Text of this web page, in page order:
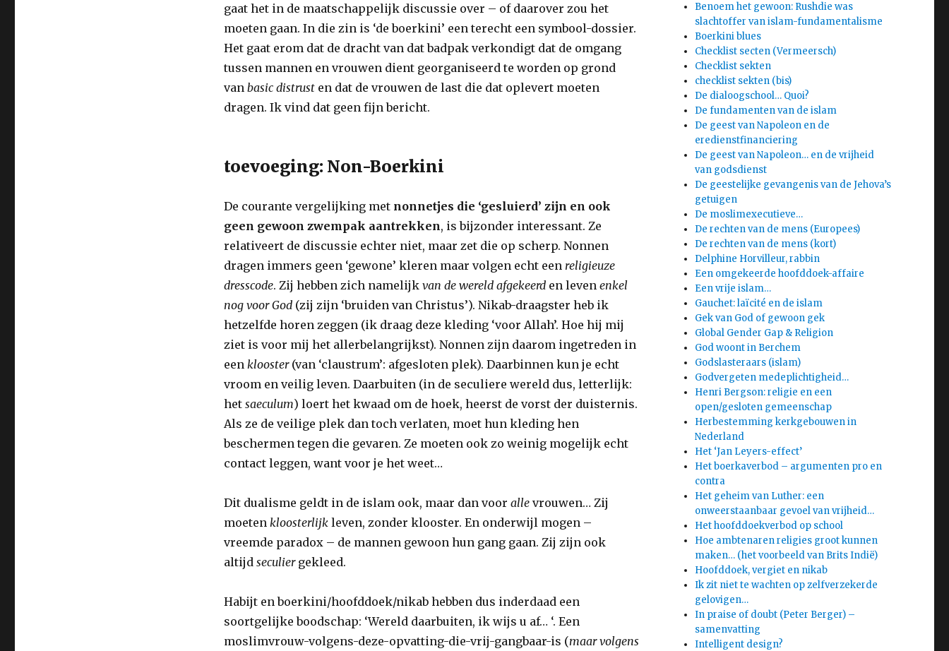
gaat het in de maatschappelijk discussie over – of daarover zou het
moeten gaan. In die zin is ‘de boerkini’ een terecht een symbool-dossier.
Het gaat erom dat de dracht van dat badpak verkondigt dat de omgang
tussen mannen en vrouwen dient georganiseerd te worden op grond
van basic distrust en dat de vrouwen de last die dat oplevert moeten
dragen. Ik vind dat geen fijn bericht.
toevoeging: Non-Boerkini
De courante vergelijking met nonnetjes die ‘gesluierd’ zijn en ook
geen gewoon zwempak aantrekken, is bijzonder interessant. Ze
relativeert de discussie echter niet, maar zet die op scherp. Nonnen
dragen immers geen ‘gewone’ kleren maar volgen echt een religieuze
dresscode. Zij hebben zich namelijk van de wereld afgekeerd en leven enkel
nog voor God(zij zijn ‘bruiden van Christus’). Nikab-draagster heb ik
hetzelfde horen zeggen (ik draag deze kleding ‘voor Allah’. Hoe hij mij
ziet is voor mij het allerbelangrijkst). Nonnen zijn daarom ingetreden in
een klooster(van ‘claustrum’: afgesloten plek). Daarbinnen kun je echt
vroom en veilig leven. Daarbuiten (in de seculiere wereld dus, letterlijk:
het saeculum) loert het kwaad om de hoek, heerst de vorst der duisternis.
Als ze de veilige plek dan toch verlaten, moet hun kleding hen
beschermen tegen die gevaren. Ze moeten ook zo weinig mogelijk echt
contact leggen, want voor je het weet…
Dit dualisme geldt in de islam ook, maar dan voor alle vrouwen… Zij
moeten kloosterlijk leven, zonder klooster. En onderwijl mogen –
vreemde paradox – de mannen gewoon hun gang gaan. Zij zijn ook
altijd seculier gekleed.
Habijt en boerkini/hoofddoek/nikab hebben dus inderdaad een
soortgelijke boodschap: ‘Wereld daarbuiten, ik wijs u af… ‘. Een
moslimvrouw-volgens-deze-opvatting-die-vrij-gangbaar-is (maar volgens
Benoem het gewoon: Rushdie was
slachtoffer van islam-fundamentalisme
Boerkini blues
Checklist secten (Vermeersch)
Checklist sekten
checklist sekten (bis)
De dialoogschool… Quoi?
De fundamenten van de islam
De geest van Napoleon en de
eredienstfinanciering
De geest van Napoleon… en de vrijheid
van godsdienst
De geestelijke gevangenis van de Jehova’s
getuigen
De moslimexecutieve…
De rechten van de mens (Europees)
De rechten van de mens (kort)
Delphine Horvilleur, rabbin
Een omgekeerde hoofddoek-affaire
Een vrije islam…
Gauchet: laïcité en de islam
Gek van God of gewoon gek
Global Gender Gap & Religion
God woont in Berchem
Godslasteraars (islam)
Godvergeten medeplichtigheid…
Henri Bergson: religie en een
open/gesloten gemeenschap
Herbestemming kerkgebouwen in
Nederland
Het ‘Jan Leyers-effect’
Het boerkaverbod – argumenten pro en
contra
Het geheim van Luther: een
onweerstaanbaar gevoel van vrijheid…
Het hoofddoekverbod op school
Hoe ambtenaren religies groot kunnen
maken… (het voorbeeld van Brits Indië)
Hoofddoek, vergiet en nikab
Ik zit niet te wachten op zelfverzekerde
gelovigen…
In praise of doubt (Peter Berger) –
samenvatting
Intelligent design?